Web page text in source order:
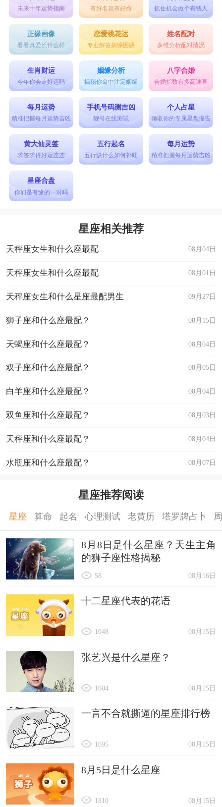
未来十年运势指南 有好名就有好命 抓住机会做个有钱人
正缘画像
看看真爱长什么样
恋爱桃花运
专业解答姻缘困惑
姓名配对
多维分析配对情况
生肖财运
今年你会走好运吗
姻缘分析
揭秘你命中注定姻缘
八字合婚
合婚指数有多高速查
每月运势
精准把握每月运势吉凶
手机号码测吉凶
靓号在线测试
个人占星
领取你的专属星盘报告
黄大仙灵签
求签求得好运连连
五行起名
五行缺什么如何补旺
每月运势
精准把握每月运势吉凶
星座合盘
你们是有缘的一对吗
星座相关推荐
08月04日
天秤座女生和什么座最配
08月01日
天秤座女生和什么座最配
09月27日
天秤座女生和什么星座最配男生
08月15日
狮子座和什么座最配？
08月04日
天蝎座和什么座最配？
08月05日
双子座和什么座最配？
08月04日
白羊座和什么座最配？
08月03日
双鱼座和什么座最配？
08月04日
天秤座和什么座最配？
08月07日
水瓶座和什么座最配？
星座推荐阅读
星座 算命 起名 心理测试 老黄历 塔罗牌占卜
8月8日是什么星座？天生主角
的狮子座性格揭秘
08月16日
58
十二星座代表的花语
08月15日
1048
张艺兴是什么星座？
08月15日
1604
一言不合就撕逼的星座排行榜
08月15日
1695
8月5日是什么星座
08月15日
1810